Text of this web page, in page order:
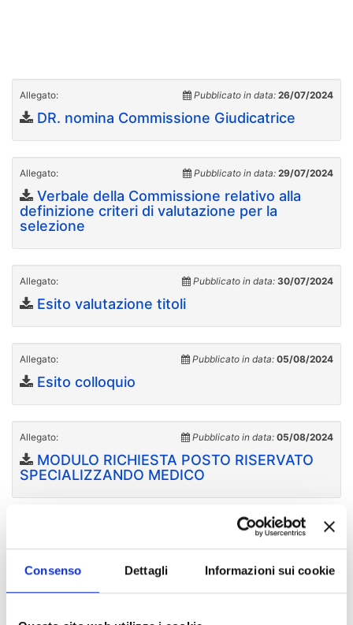
Consenso Dettagli Informazioni sui cookie
Allegato: Pubblicato in data: 26/07/2024
DR. nomina Commissione Giudicatrice
Allegato: Pubblicato in data: 29/07/2024
Verbale della Commissione relativo alla
definizione criteri di valutazione per la
selezione
Allegato: Pubblicato in data: 30/07/2024
Esito valutazione titoli
Allegato: Pubblicato in data: 05/08/2024
Esito colloquio
Allegato: Pubblicato in data: 05/08/2024
MODULO RICHIESTA POSTO RISERVATO
SPECIALIZZANDO MEDICO
Pubblicato in data: 06/08/2024
Graduatoria generale di merito